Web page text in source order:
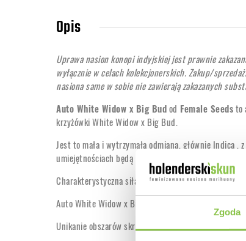
Zgoda
Opis
Uprawa nasion konopi indyjskiej jest prawnie
wyłącznie w celach kolekcjonerskich. Zakup/
nasiona same w sobie nie zawierają zakazanych
Auto White Widow x Big Budod Female Seedsto
krzyżówki White Widow x Big Bud.
Jest to mała i wytrzymała odmiana, głównie Indica
umiejętnościach będą w stanie szybko uzyskać obfite
Charakterystyczna siła White Widow z wydajnością
Auto White Widow x Big Bud jest idealny do uprawy
Unikanie obszarów skrajnie wilgotnych jest wskazane.